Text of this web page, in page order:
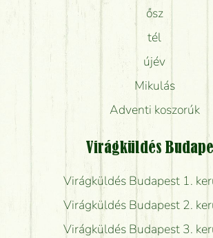
ősz
tél
újév
Mikulás
Adventi koszorúk
Virágküldés
Virágküldés Budapest 1.
Virágküldés Budapest 2.
Virágküldés Budapest 3.